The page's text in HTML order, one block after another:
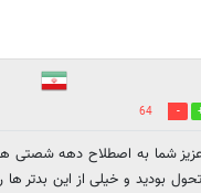
64
شما به اصطلاح دهه شصتی ها
بودید و خیلی از این بدتر ها